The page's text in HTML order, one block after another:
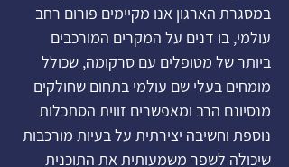
במסגרת הארגון אנו מקיימים פורום רחב
עולמי, בו דנים על המקרים המורכבים
ביותר של מטופלים עם סרקומה, שכולל
מומחים בעלי שם עולמי בתחום שחולקים
מנסיונם הרב ומאפשרים זווית הסתכלות
נוספת וחשיבה יצירתית על בעיות מורכבות
שיכולה לשפר משמעותית את התוכנית